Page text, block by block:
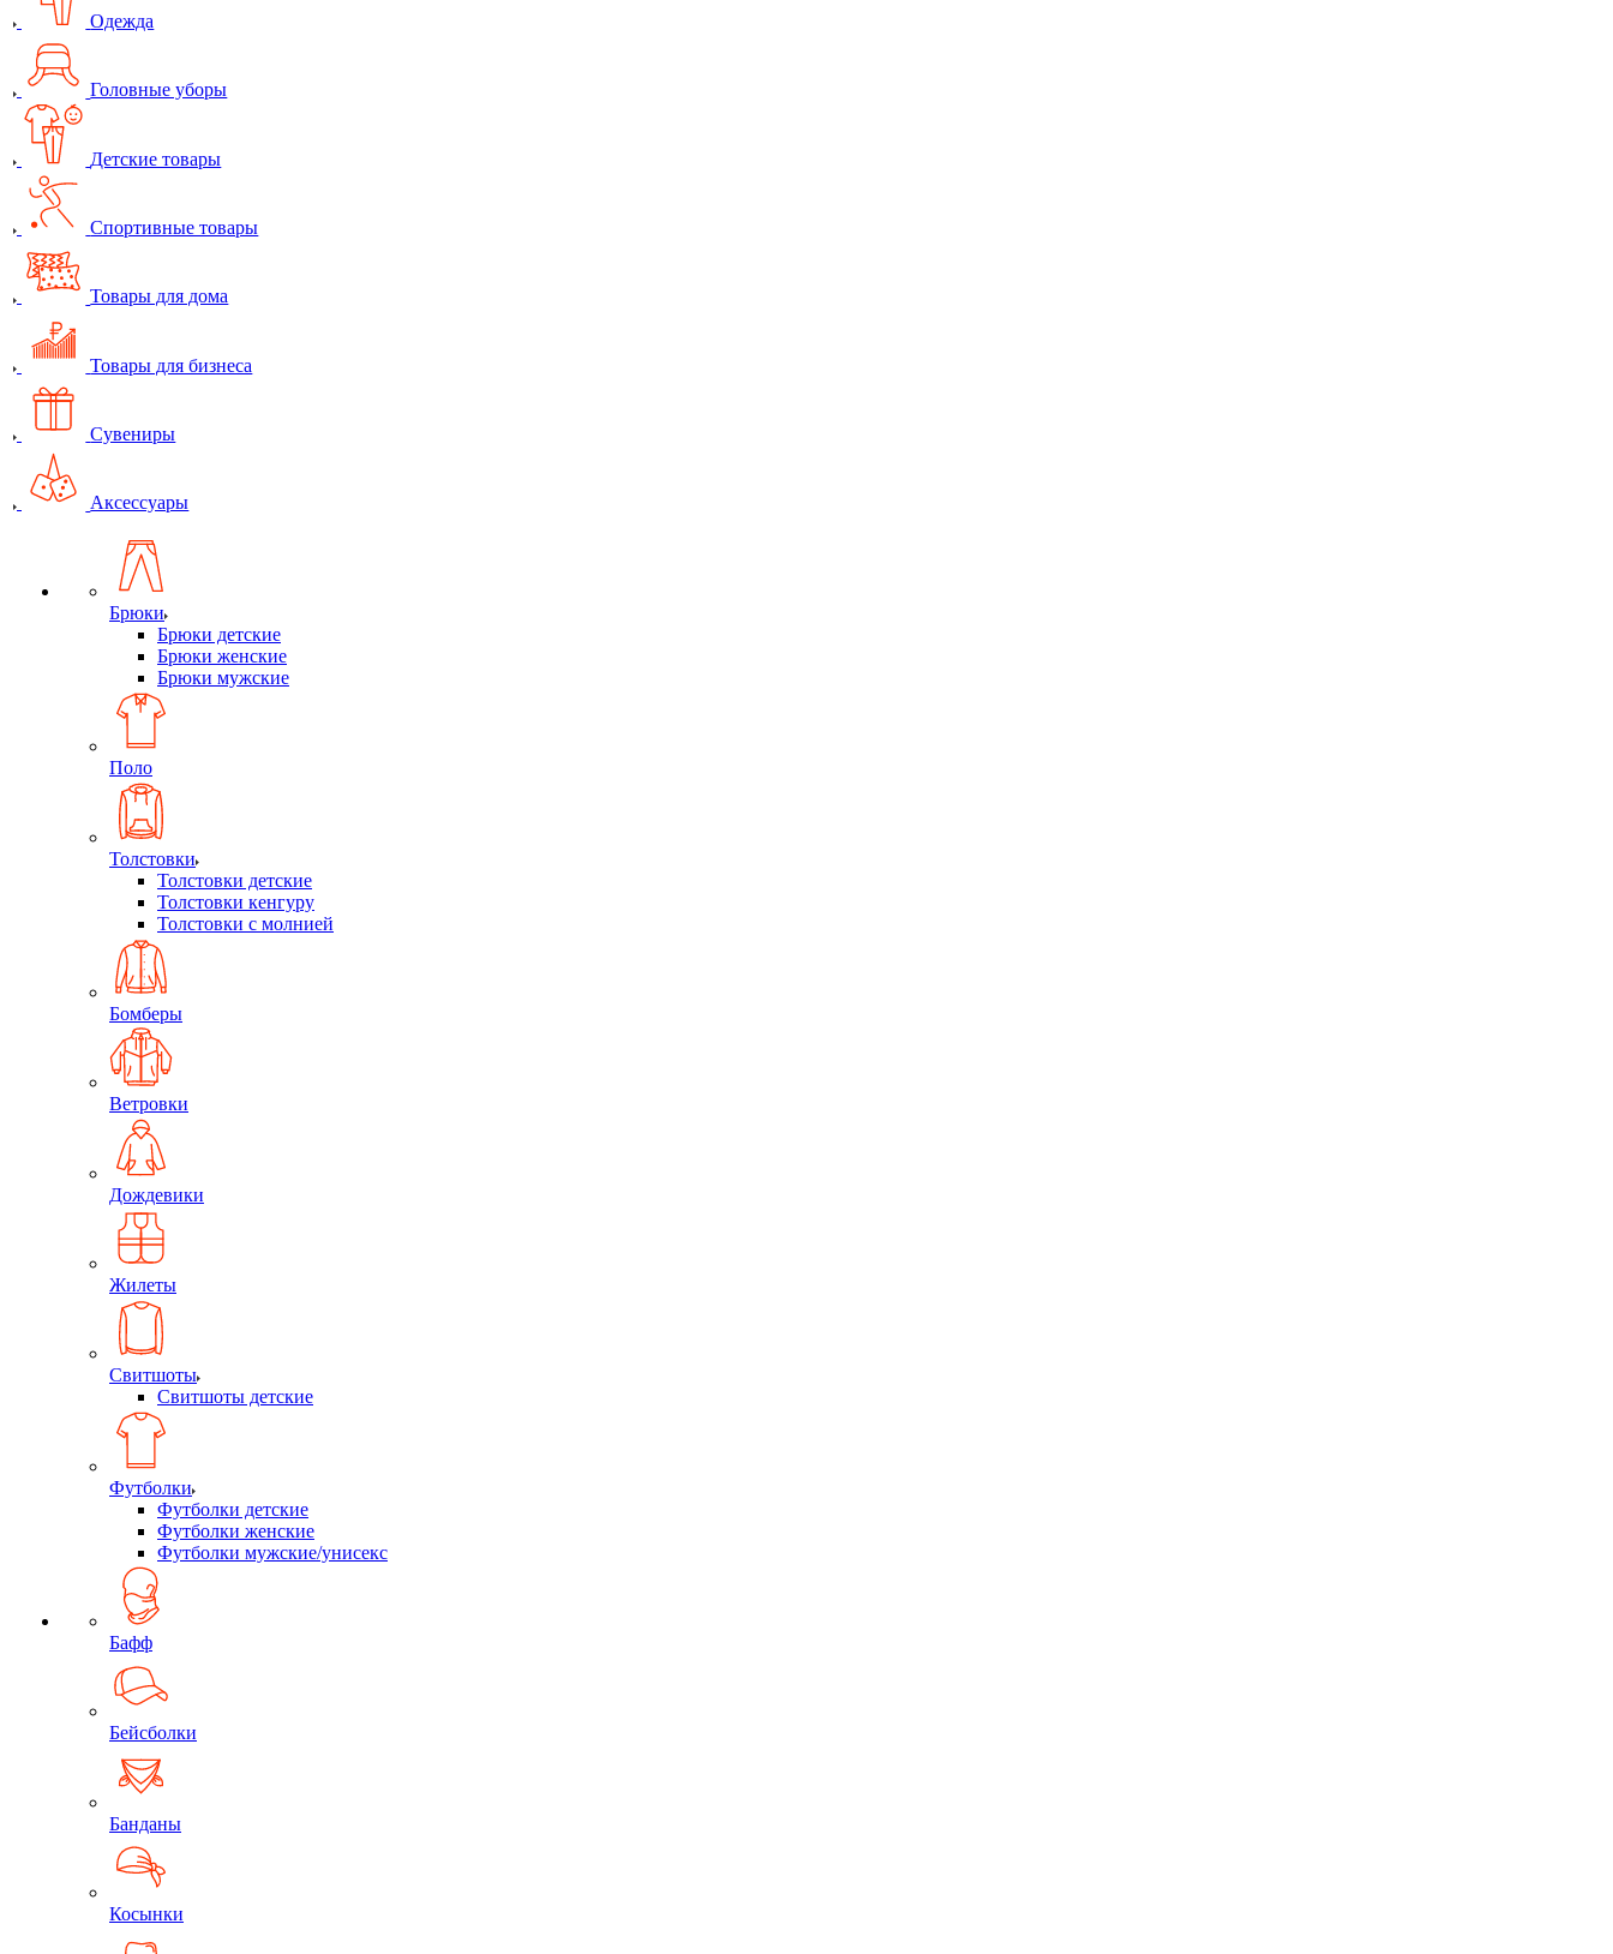
Одежда
Головные уборы
Детские товары
Спортивные товары
Товары для дома
Товары для бизнеса
Сувениры
Аксессуары
Брюки
Брюки детские
Брюки женские
Брюки мужские
Поло
Толстовки
Толстовки детские
Толстовки кенгуру
Толстовки с молнией
Бомберы
Ветровки
Дождевики
Жилеты
Свитшоты
Свитшоты детские
Футболки
Футболки детские
Футболки женские
Футболки мужские/унисекс
Бафф
Бейсболки
Банданы
Косынки